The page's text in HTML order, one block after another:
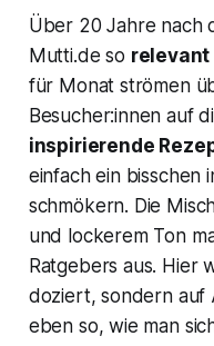
Über 20 Jahre nach
Mutti.de so relevant
für Monat strömen
Besucher:innen auf
inspirierende
einfach ein bisschen
schmökern. Die
und lockerem Ton
Ratgebers aus. Hier
doziert, sondern auf
eben so, wie man